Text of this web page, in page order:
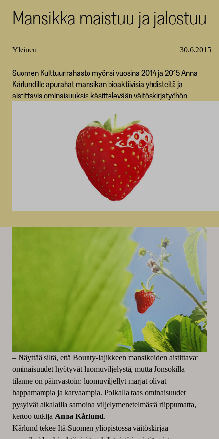
SKR
Mansikka maistuu ja jalostuu
Yleinen 30.6.2015
Suomen Kulttuurirahasto myönsi vuosina 2014 ja 2015 Anna
Kårlundille apurahat mansikan bioaktiivisia yhdisteitä ja
aistittavia ominaisuuksia käsittelevään väitöskirjatyöhön.
– Näyttää siltä, että Bounty-lajikkeen mansikoiden aistittavat
ominaisuudet hyötyvät luomuviljelystä, mutta Jonsokilla
tilanne on päinvastoin: luomuviljellyt marjat olivat
happamampia ja karvaampia. Polkalla taas ominaisuudet
pysyivät aikalailla samoina viljelymenetelmästä riippumatta,
kertoo tutkija Anna Kårlund.
Kårlund tekee Itä-Suomen yliopistossa väitöskirjaa